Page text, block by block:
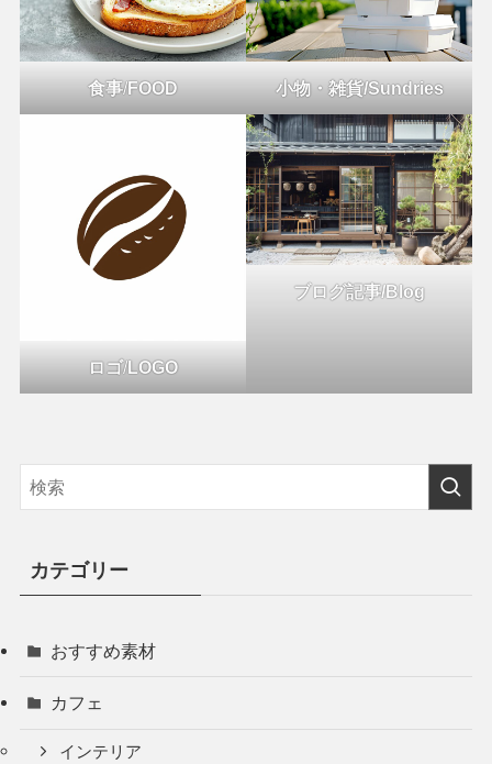
食事/FOOD 小物・雑貨/Sundries
ロゴ/LOGO
ブログ記事/Blog
カテゴリー
おすすめ素材
カフェ
インテリア